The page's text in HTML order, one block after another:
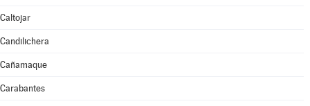
Caltojar
Candilichera
Cañamaque
Carabantes